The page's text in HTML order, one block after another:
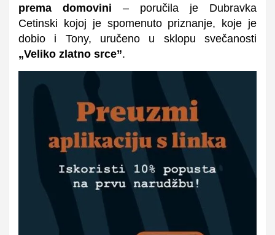
prema domovini – poručila je Dubravka
Cetinski kojoj je spomenuto priznanje, koje je
dobio i Tony, uručeno u sklopu svečanosti
„Veliko zlatno srce”.